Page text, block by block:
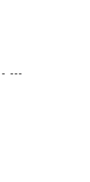
- ---